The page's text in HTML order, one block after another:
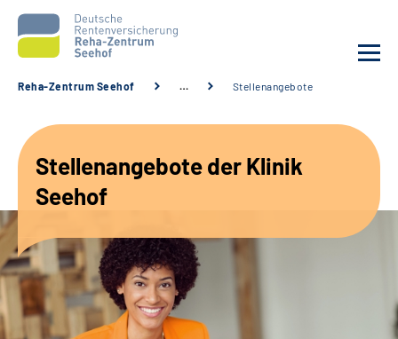
Unsere Angebote
Karriere
Sozialdienste & Zuweisende
Reha-Zentrum Seehof … Stellenangebote
Stellenangebote der Klinik
Seehof